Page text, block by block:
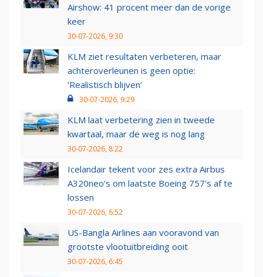
Airshow: 41 procent meer dan de vorige
keer
30-07-2026, 9:30
KLM ziet resultaten verbeteren, maar
achteroverleunen is geen optie:
‘Realistisch blijven’
30-07-2026, 9:29
KLM laat verbetering zien in tweede
kwartaal, maar de weg is nog lang
30-07-2026, 8:22
Icelandair tekent voor zes extra Airbus
A320neo's om laatste Boeing 757's af te
lossen
30-07-2026, 6:52
US-Bangla Airlines aan vooravond van
grootste vlootuitbreiding ooit
30-07-2026, 6:45